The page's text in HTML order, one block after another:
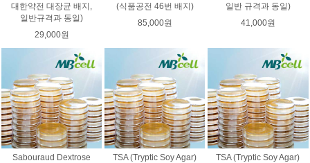
대한약전 대장균 배지,
일반규격과 동일)
29,000원
(식품공전 46번 배지)
85,000원
일반 규격과 동일)
41,000원
Sabouraud Dextrose
TSA (Tryptic Soy Agar)
TSA (Tryptic Soy Agar)